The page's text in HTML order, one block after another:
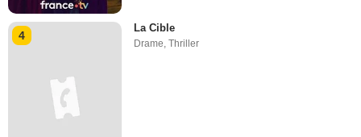
4
La Cible
Drame,Thriller